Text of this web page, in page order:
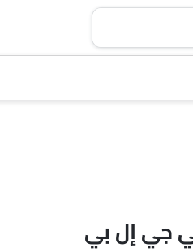
جي إل بي